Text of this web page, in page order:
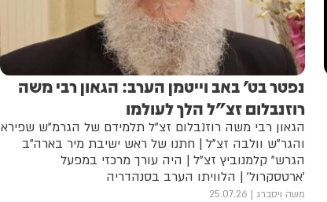
נפטר בט' באב וייטמן הערב: הגאון רבי משה
רוזנבלום זצ"ל הלך לעולמו
הגאון רבי משה רוזנבלום זצ"ל תלמידם של הגרמ"ש שפירא
והגר"ש וולבה זצ"ל | חתנו של ראש ישיבת מיר בארה"ב
הגרש" קלמנוביץ זצ"ל | היה עורך מרכזי במפעל
'ארטסקרול' | הלוויתו הערב בסנהדריה
משה ויסברג 25.07.26